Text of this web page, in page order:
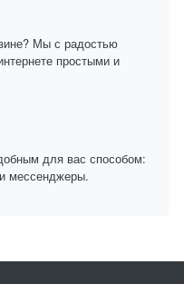
Мы с радостью
простыми и
для вас способом:
мессенджеры.